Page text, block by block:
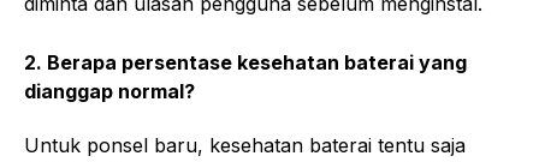
2. Berapa persentase kesehatan baterai yang
dianggap normal?
Untuk ponsel baru, kesehatan baterai tentu saja